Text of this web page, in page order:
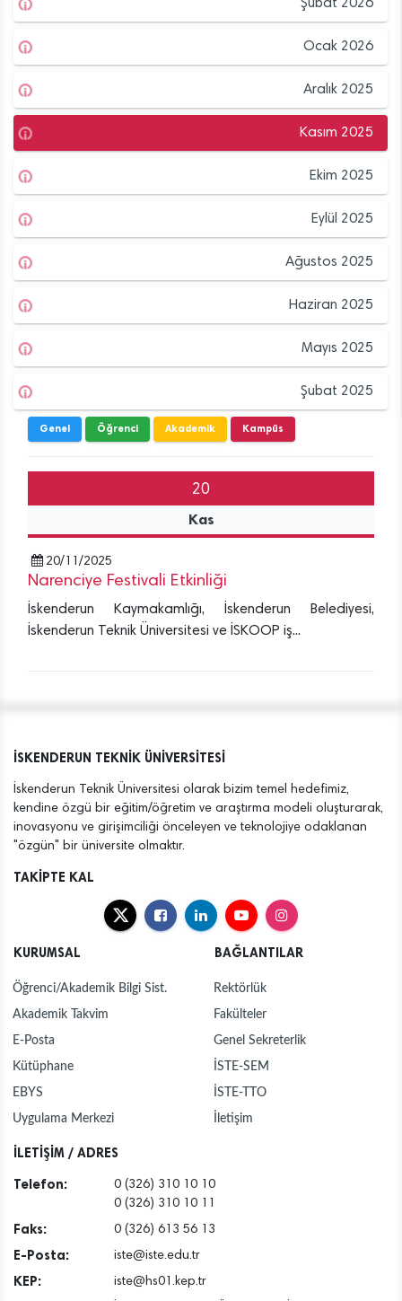
Şubat 2026
Ocak 2026
Aralık 2025
Kasım 2025
Ekim 2025
Eylül 2025
Ağustos 2025
Haziran 2025
Mayıs 2025
Şubat 2025
Genel Öğrenci Akademik Kampüs
20
Kas
20/11/2025
Narenciye Festivali Etkinliği
İskenderun Kaymakamlığı, İskenderun Belediyesi,
İskenderun Teknik Üniversitesi ve İSKOOP iş...
İSKENDERUN TEKNİK ÜNİVERSİTESİ
İskenderun Teknik Üniversitesi olarak bizim temel hedefimiz,
kendine özgü bir eğitim/öğretim ve araştırma modeli oluşturarak,
inovasyonu ve girişimciliği önceleyen ve teknolojiye odaklanan
"özgün" bir üniversite olmaktır.
TAKİPTE KAL
KURUMSAL
Öğrenci/Akademik Bilgi Sist.
Akademik Takvim
E-Posta
Kütüphane
EBYS
Uygulama Merkezi
BAĞLANTILAR
Rektörlük
Fakülteler
Genel Sekreterlik
İSTE-SEM
İSTE-TTO
İletişim
İLETİŞİM / ADRES
Telefon:
0 (326) 310 10 10
0 (326) 310 10 11
Faks: 0 (326) 613 56 13
E-Posta: iste@iste.edu.tr
KEP: iste@hs01.kep.tr